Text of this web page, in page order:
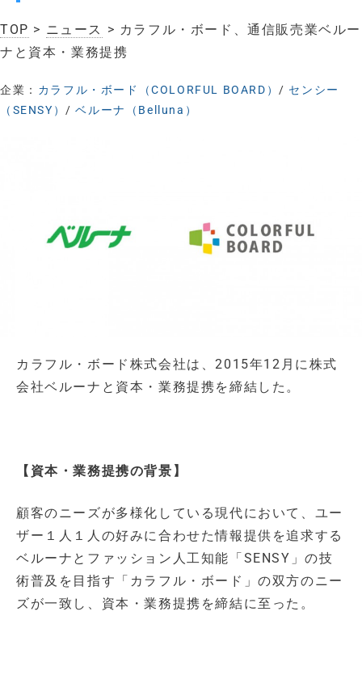
TOP > ニュース > カラフル・ボード、通信販売業ベルー
ナと資本・業務提携
企業： カラフル・ボード（COLORFUL BOARD）/ センシー
（SENSY）/ベルーナ（Belluna）
カラフル・ボード株式会社は、2015年12月に株式
会社ベルーナと資本・業務提携を締結した。
【資本・業務提携の背景】
顧客のニーズが多様化している現代において、ユー
ザー１人１人の好みに合わせた情報提供を追求する
ベルーナとファッション人工知能「SENSY」の技
術普及を目指す「カラフル・ボード」の双方のニー
ズが一致し、資本・業務提携を締結に至った。